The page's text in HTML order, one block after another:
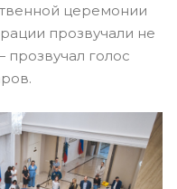
церемонии
прозвучали не
голос